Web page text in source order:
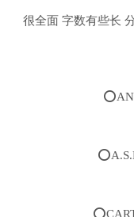
很全面 字数有些长